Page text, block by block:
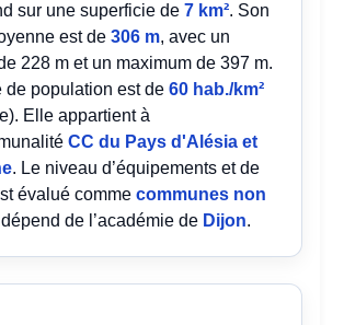
sur une superficie de7 km². Son
est de306 m, avec un
228 m et un maximum de 397 m.
de population est de60 hab./km²
Elle appartient à
CC du Pays d'Alésia et
. Le niveau d’équipements et de
évalué commecommunes non
de l’académie de Dijon.